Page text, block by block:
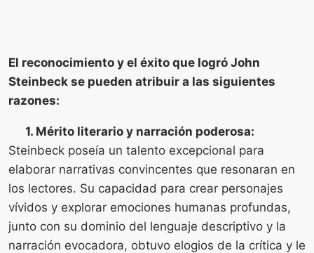
El reconocimiento y el éxito que logró John
Steinbeck se pueden atribuir a las siguientes
razones:
1. Mérito literario y narración poderosa:
Steinbeck poseía un talento excepcional para
elaborar narrativas convincentes que resonaran en
los lectores. Su capacidad para crear personajes
vívidos y explorar emociones humanas profundas,
junto con su dominio del lenguaje descriptivo y la
narración evocadora, obtuvo elogios de la crítica y le